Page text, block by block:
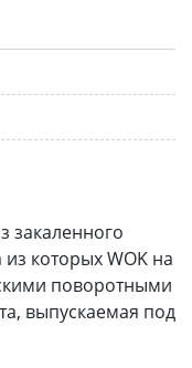
закаленного
которых WOK на
поворотными
выпускаемая под